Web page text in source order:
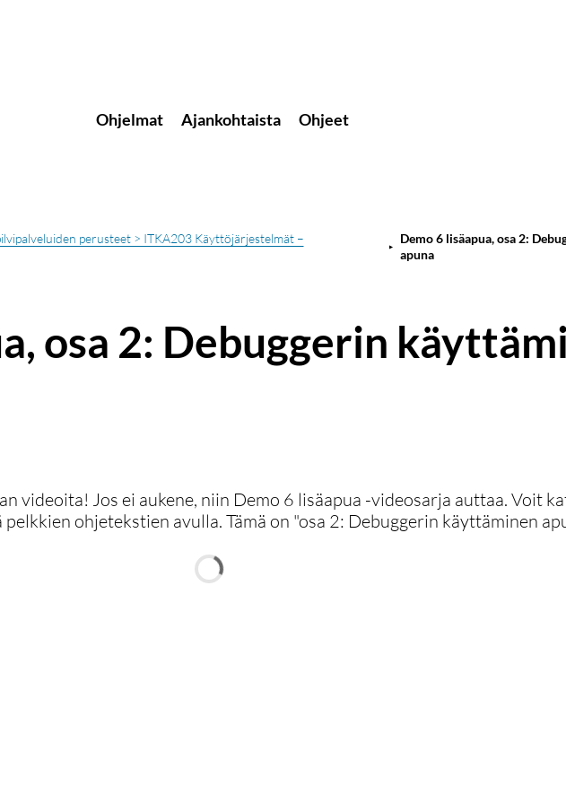
Ohjelmat Ajankohtaista Ohjeet
perusteet > ITKA203 Käyttöjärjestelmät –
Demo 6 lisäapua, osa 2:
apuna
osa 2: Debuggerin
videoita! Jos ei aukene, niin Demo 6 lisäapua -videosarja auttaa. Voit
ohjetekstien avulla. Tämä on "osa 2: Debuggerin käyttäminen